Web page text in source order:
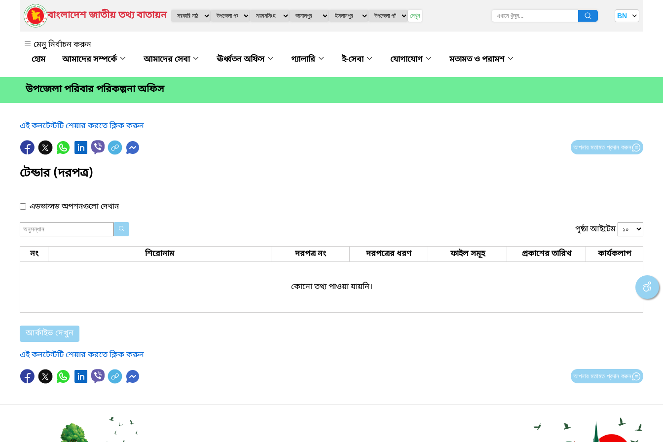
বাংলাদেশ জাতীয় তথ্য বাতায়ন দেখুন BN
মেনু নির্বাচন করুন
আমাদের সম্পর্কে
আমাদের সেবা ঊর্ধ্বতন অফিস গ্যালারি ই-সেবা যোগাযোগ মতামত ও পরামশ
উপজেলা পরিবার পরিকল্পনা অফিস
এই কনটেন্টটি শেয়ার করতে ক্লিক করুন
আপনার মতামত প্রদান করুন
টেন্ডার (দরপত্র)
এডভান্সড অপশনগুলো দেখান
পৃষ্ঠা আইটেম
নং শিরোনাম দরপত্র নং দরপত্রের ধরণ ফাইল সমূহ প্রকাশের তারিখ কার্যকলাপ
কোনো তথ্য পাওয়া যায়নি।
আর্কাইভ দেখুন
এই কনটেন্টটি শেয়ার করতে ক্লিক করুন
আপনার মতামত প্রদান করুন